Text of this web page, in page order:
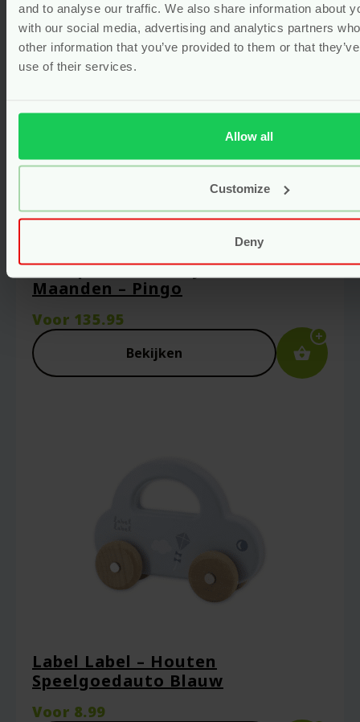
and to analyse our traffic. We also share information about
with our social media, advertising and analytics partners
other information that you’ve provided to them or that
use of their services.
Allow all
Customize
Deny
Ecologische Luiers Newborn
Startpakket – Baby’s Eerste Twee
Maanden – Pingo
Voor 135.95
Bekijken
Label Label – Houten
Speelgoedauto Blauw
Voor 8.99